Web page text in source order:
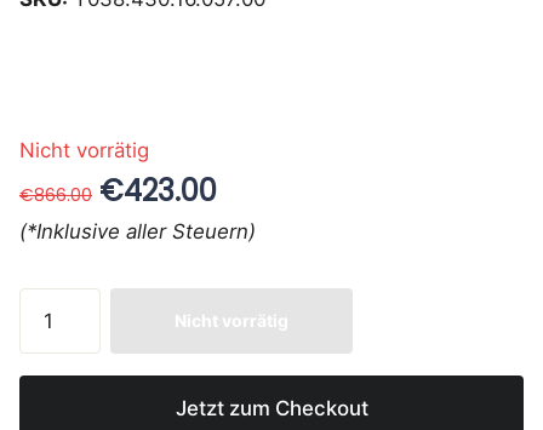
Nicht vorrätig
€866.00 €423.00
(*Inklusive aller Steuern)
Nicht vorrätig
Jetzt zum Checkout